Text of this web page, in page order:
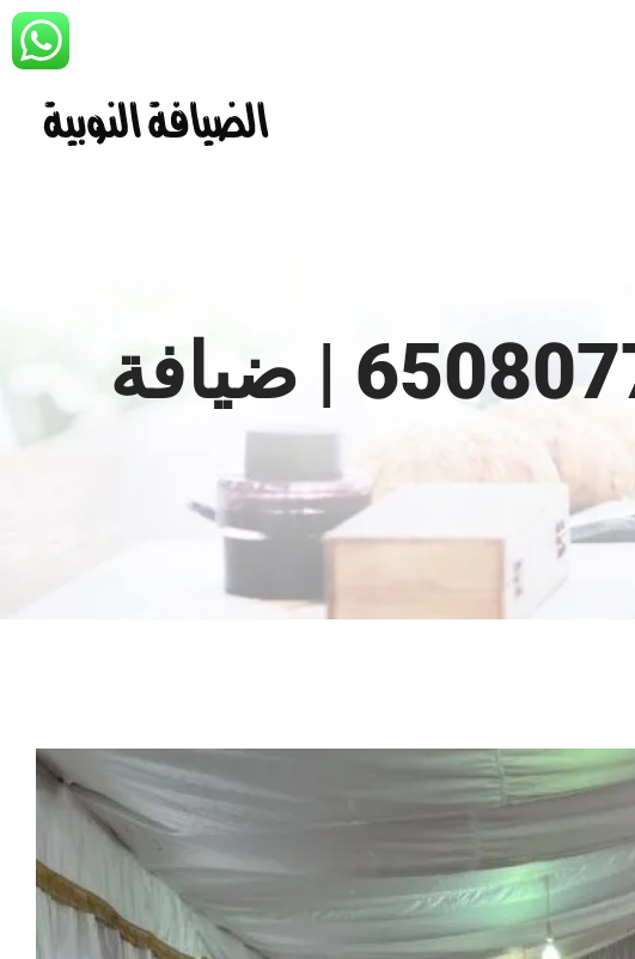
شركة حفلات ومناسبات | 65080771 | ضيافة